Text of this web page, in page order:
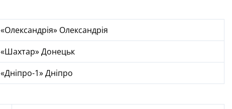
«Олександрія» Олександрія
«Шахтар» Донецьк
«Дніпро-1» Дніпро